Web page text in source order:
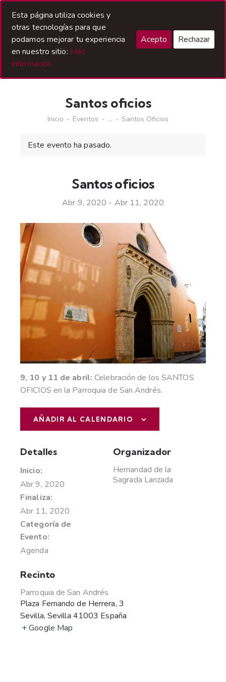
Santos oficios
Inicio Eventos ... Santos Oficios
Este evento ha pasado.
Santos oficios
Abr 9, 2020 - Abr 11, 2020
9, 10 y 11 de abril:Celebración de los SANTOS
OFICIOS en la Parroquia de San Andrés.
AÑADIR AL CALENDARIO
Detalles
Inicio:
Abr 9, 2020
Finaliza:
Abr 11, 2020
Categoría de
Evento:
Agenda
Organizador
Hemandad de la
Sagrada Lanzada
Recinto
Parroquia de San Andrés
Plaza Fernando de Herrera, 3
Sevilla, Sevilla 41003 España
+ Google Map
Esta página utiliza cookies y
otras tecnologías para que
podamos mejorar tu experiencia
en nuestro sitio: Más
información.
Acepto Rechazar